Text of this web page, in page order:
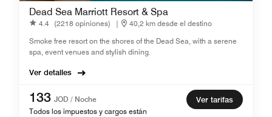
Dead Sea Marriott Resort & Spa
4.4 (2218 opiniones) |
40,2 km desde el destino
Smoke free resort on the shores of the Dead Sea, with a serene
spa, event venues and stylish dining.
Ver detalles
133 JOD / Noche
Todos los impuestos y cargos están
Ver tarifas